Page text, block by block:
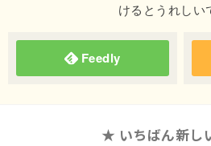
けるとうれしい
Feedly
★ いちばん新し